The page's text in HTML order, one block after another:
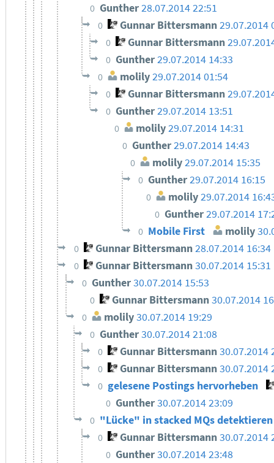
0 Gunther28.07.2014 22:51
0 Gunnar Bittersmann29.07.2014
0 Gunnar Bittersmann
0 Gunther29.07.2014 14:33
0 molily29.07.2014 01:54
0 Gunnar Bittersmann
0 Gunther29.07.2014 13:51
0 molily29.07.2014 14:31
0 Gunther29.07.2014 14:43
0 molily29.07.2014 15:35
0 Gunther29.07.2014 16:15
0 molily29.07.2014
0 Gunther29.07.2014
0 Mobile First molily
0 Gunnar Bittersmann28.07.2014 16:34
0 Gunnar Bittersmann30.07.2014 15:31
0 Gunther30.07.2014 15:53
0 Gunnar Bittersmann30.07.2014
0 molily 30.07.2014 19:29
0 Gunther30.07.2014 21:08
0 Gunnar Bittersmann30.07.2014
0 Gunnar Bittersmann30.07.2014
0 gelesene Postings hervorheben
0 Gunther30.07.2014 23:09
0 "Lücke" in stacked MQs
0 Gunnar Bittersmann30.07.2014
0 Gunther30.07.2014 23:48